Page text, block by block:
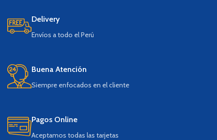
Delivery
Envíos a todo el Perú
Buena Atención
Siempre enfocados en el cliente
Pagos Online
Aceptamos todas las tarjetas